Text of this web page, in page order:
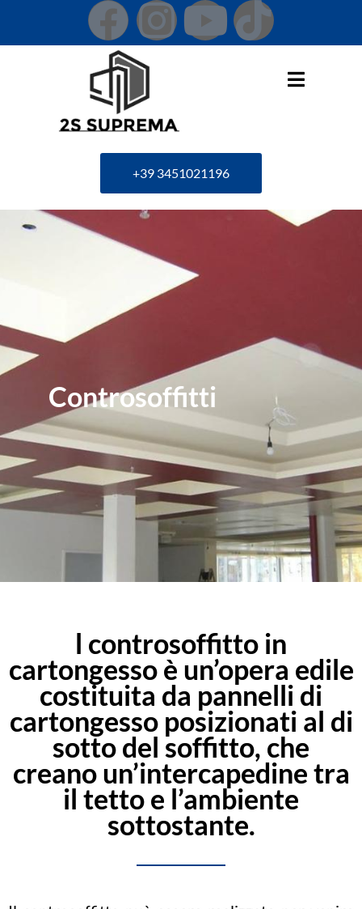
+39 3451021196
Controsoffitti
l controsoffitto in
cartongesso è un’opera edile
costituita da pannelli di
cartongesso posizionati al di
sotto del soffitto, che
creano un’intercapedine tra
il tetto e l’ambiente
sottostante.